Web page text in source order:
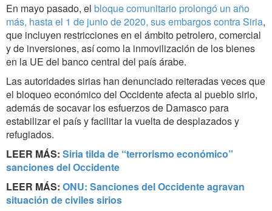
En mayo pasado, el bloque comunitario prolongó un año
más, hasta el 1 de junio de 2020, sus embargos contra Siria,
que incluyen restricciones en el ámbito petrolero, comercial
y de inversiones, así como la inmovilización de los bienes
en la UE del banco central del país árabe.
Las autoridades sirias han denunciado reiteradas veces que
el bloqueo económico del Occidente afecta al pueblo sirio,
además de socavar los esfuerzos de Damasco para
estabilizar el país y facilitar la vuelta de desplazados y
refugiados.
LEER MÁS: Siria tilda de “terrorismo económico”
sanciones del Occidente
LEER MÁS: ONU: Sanciones del Occidente agravan
situación de civiles sirios